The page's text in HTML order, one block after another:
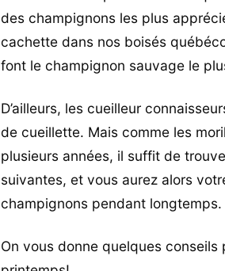
des champignons les plus
cachette dans nos boisés
font le champignon sauvage le
D’ailleurs, les cueilleur
de cueillette. Mais comme les
plusieurs années, il suffit de
suivantes, et vous aurez alors
champignons pendant
On vous donne quelques